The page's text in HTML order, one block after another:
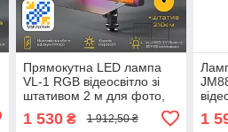
Прямокутна LED лампа
VL-1 RGB відеосвітло зі
штативом 2 м для фото,
Студійне світло
1 530₴ 1 912,50 ₴ 1